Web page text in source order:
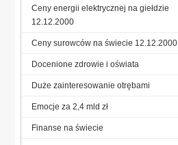
Ceny energii elektrycznej na giełdzie
12.12.2000
Ceny surowców na świecie 12.12.2000
Docenione zdrowie i oświata
Duże zainteresowanie otrębami
Emocje za 2,4 mld zł
Finanse na świecie